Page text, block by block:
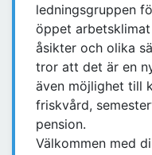
ledningsgruppen
öppet
åsikter och olika
tror att det är en
även möjlighet till
friskvård,
pension.
Välkommen med